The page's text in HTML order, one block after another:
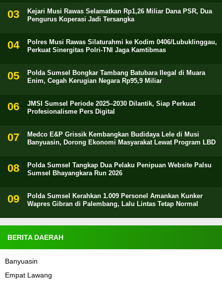
Kejari Musi Rawas Selamatkan Rp1,26 Miliar Dana PSR, Dua
Pengurus Koperasi Jadi Tersangka
Polres Musi Rawas Silaturahmi ke Kodim 0406/Lubuklinggau,
Perkuat Sinergitas Polri-TNI Jaga Kamtibmas
Polda Sumsel Bongkar Tambang Batubara Ilegal di Muara
Enim, Cegah Kerugian Negara Rp95,9 Miliar
JMSI Sumsel Periode 2025–2030 Dilantik, Siap Perkuat
Profesionalisme Pers Digital
Medco E&P Grissik Kembangkan Budidaya Lele di Musi
Banyuasin, Dorong Ekonomi Masyarakat Lewat Program LBD
Polda Sumsel Tangkap Dua Pelaku Penipuan Website Palsu
Sumsel Bhayangkara Run 2026
Polda Sumsel Kerahkan 1.009 Personel Amankan Kunker
Wapres Gibran di Palembang, Lalu Lintas Tetap Normal
BERITA DAERAH
Banyuasin
Empat Lawang